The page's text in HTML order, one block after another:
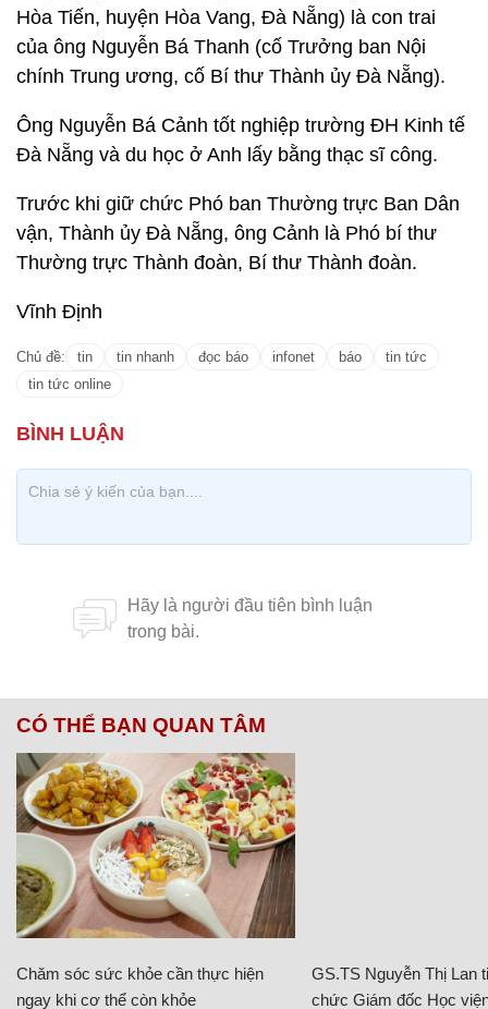
Hòa Tiến, huyện Hòa Vang, Đà Nẵng) là con trai
của ông Nguyễn Bá Thanh (cố Trưởng ban Nội
chính Trung ương, cố Bí thư Thành ủy Đà Nẵng).
Ông Nguyễn Bá Cảnh tốt nghiệp trường ĐH Kinh tế
Đà Nẵng và du học ở Anh lấy bằng thạc sĩ công.
Trước khi giữ chức Phó ban Thường trực Ban Dân
vận, Thành ủy Đà Nẵng, ông Cảnh là Phó bí thư
Thường trực Thành đoàn, Bí thư Thành đoàn.
Vĩnh Định
Chủ đề: tin tin nhanh đọc báo infonet báo
tin tức
tin tức online
CÓ THỂ BẠN QUAN TÂM
Chăm sóc sức khỏe cần thực hiện
ngay khi cơ thể còn khỏe
GS.TS Nguyễn Thị Lan
chức Giám đốc Học